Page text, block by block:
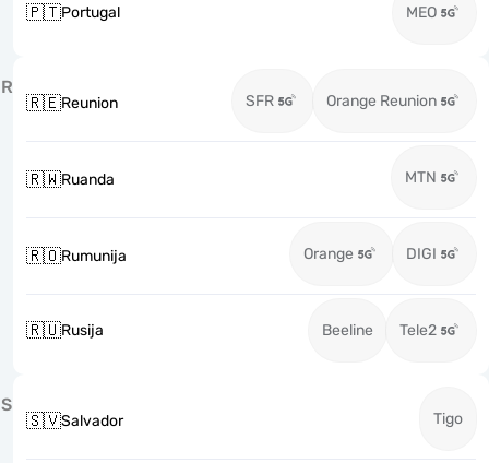
🇵🇹Portugal MEO
R
🇷🇪Reunion SFR Orange Reunion
🇷🇼Ruanda MTN
🇷🇴Rumunija Orange DIGI
🇷🇺Rusija Beeline Tele2
S
🇸🇻Salvador Tigo